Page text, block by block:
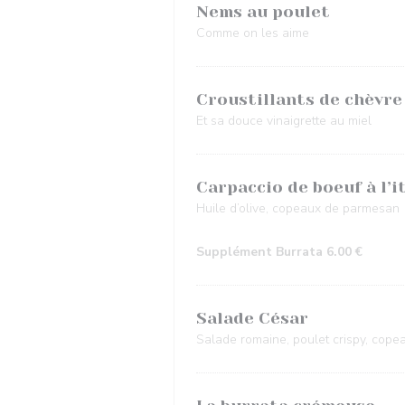
Nems au poulet
Comme on les aime
Croustillants de
Et sa douce vinaigrette au miel
Carpaccio de boeuf à
Huile d’olive, copeaux de parmesan
Supplément Burrata 6.00 €
Salade César
Salade romaine, poulet crispy,